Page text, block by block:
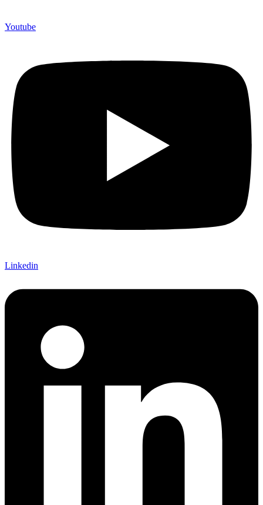
Youtube
Linkedin